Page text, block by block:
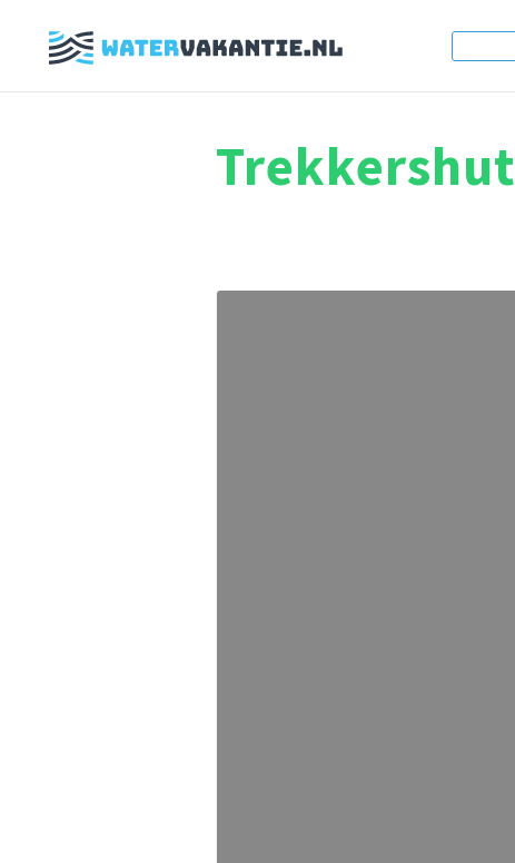
Trekkershut